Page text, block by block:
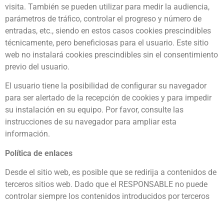
visita. También se pueden utilizar para medir la audiencia,
parámetros de tráﬁco, controlar el progreso y número de
entradas, etc., siendo en estos casos cookies prescindibles
técnicamente, pero beneficiosas para el usuario. Este sitio
web no instalará cookies prescindibles sin el consentimiento
previo del usuario.
El usuario tiene la posibilidad de conﬁgurar su navegador
para ser alertado de la recepción de cookies y para impedir
su instalación en su equipo. Por favor, consulte las
instrucciones de su navegador para ampliar esta
información.
Política de enlaces
Desde el sitio web, es posible que se redirija a contenidos de
terceros sitios web. Dado que el RESPONSABLE no puede
controlar siempre los contenidos introducidos por terceros